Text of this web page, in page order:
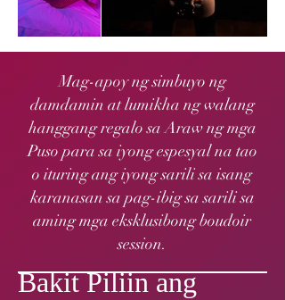
Mag-apoy ng simbuyo ng
damdamin at lumikha ng walang
hanggang regalo sa Araw ng mga
Puso para sa iyong espesyal na tao
o ituring ang iyong sarili sa isang
karanasan sa pag-ibig sa sarili sa
aming mga eksklusibong boudoir
session.
Bakit Piliin ang